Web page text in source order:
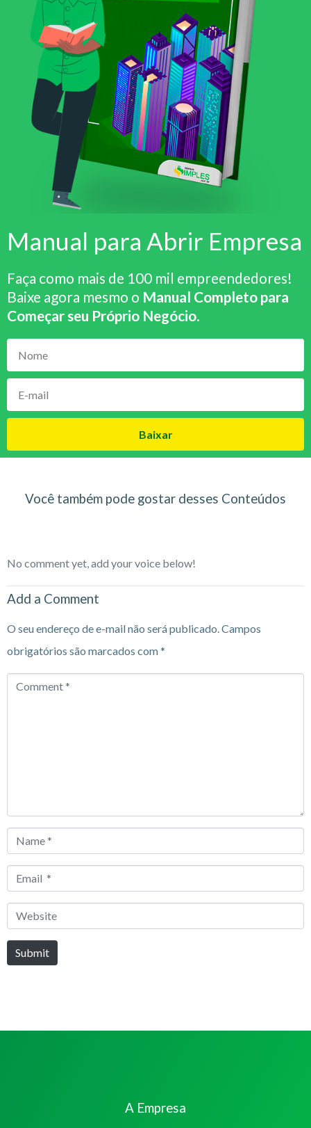
Manual para Abrir Empresa
Faça como mais de 100 mil empreendedores!
Baixe agora mesmo o Manual Completo para
Começar seu Próprio Negócio.
Baixar
Você também pode gostar desses Conteúdos
No comment yet, add your voice below!
Add a Comment
O seu endereço de e-mail não será publicado.Campos
obrigatórios são marcados com*
Comment
Name
Email
Website
Submit
A Empresa